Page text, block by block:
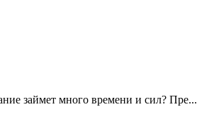
займет много времени и сил? Пре...